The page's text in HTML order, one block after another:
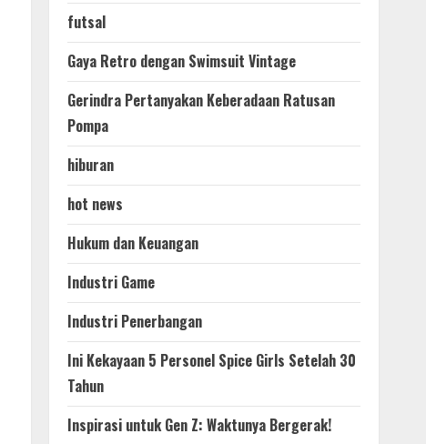
futsal
Gaya Retro dengan Swimsuit Vintage
Gerindra Pertanyakan Keberadaan Ratusan
Pompa
hiburan
hot news
Hukum dan Keuangan
Industri Game
Industri Penerbangan
Ini Kekayaan 5 Personel Spice Girls Setelah 30
Tahun
Inspirasi untuk Gen Z: Waktunya Bergerak!